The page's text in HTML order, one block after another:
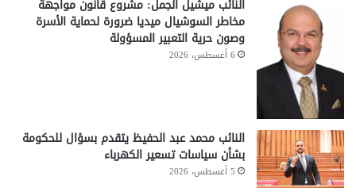
النائب ميشيل الجمل: مشروع قانون مواجهة
مخاطر السوشيال ميديا ضرورة لحماية الأسرة
وصون حرية التعبير المسؤولة
6 أغسطس، 2026
النائب محمد عبد الحفيظ يتقدم بسؤال للحكومة
بشأن سياسات تسعير الكهرباء
5 أغسطس، 2026